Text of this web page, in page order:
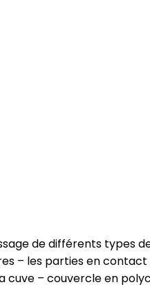
de différents types
– les parties en
– couvercle en